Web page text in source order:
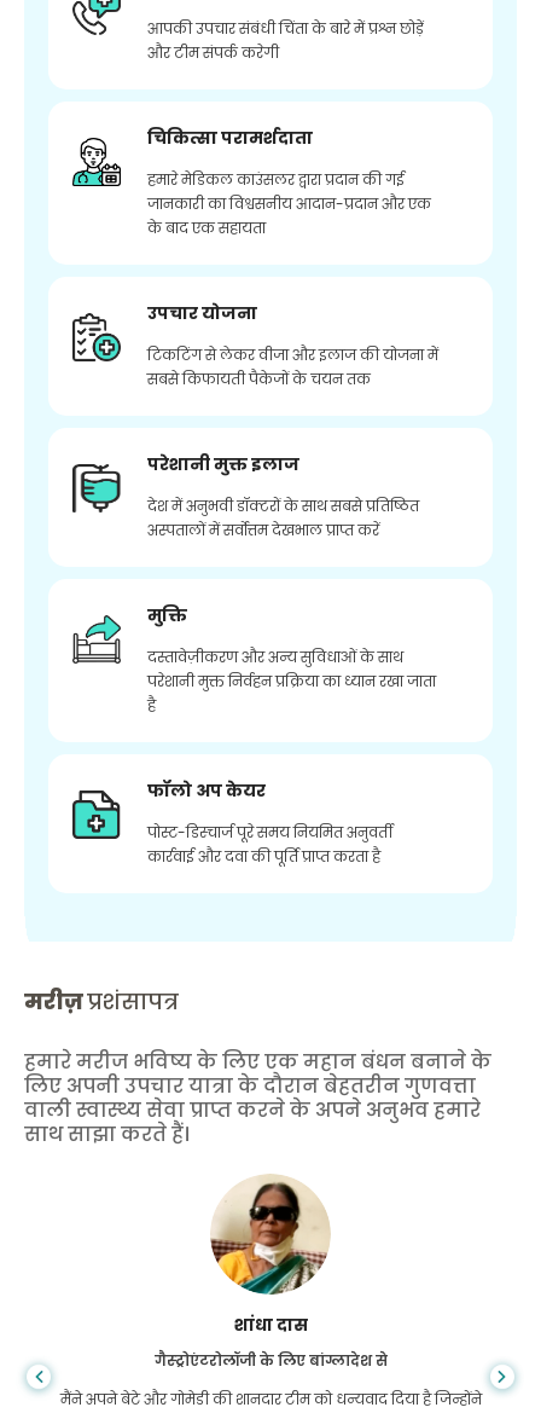
आपकी उपचार संबंधी चिंता के बारे में प्रश्न छोड़ें
और टीम संपर्क करेगी
चिकित्सा परामर्शदाता
हमारे मेडिकल काउंसलर द्वारा प्रदान की गई
जानकारी का विश्वसनीय आदान-प्रदान और एक
के बाद एक सहायता
उपचार योजना
टिकटिंग से लेकर वीजा और इलाज की योजना में
सबसे किफायती पैकेजों के चयन तक
परेशानी मुक्त इलाज
देश में अनुभवी डॉक्टरों के साथ सबसे प्रतिष्ठित
अस्पतालों में सर्वोत्तम देखभाल प्राप्त करें
मुक्ति
दस्तावेज़ीकरण और अन्य सुविधाओं के साथ
परेशानी मुक्त निर्वहन प्रक्रिया का ध्यान रखा जाता
है
फॉलो अप केयर
पोस्ट-डिस्चार्ज पूरे समय नियमित अनुवर्ती
कार्रवाई और दवा की पूर्ति प्राप्त करता है
मरीज़प्रशंसापत्र
हमारे मरीज भविष्य के लिए एक महान बंधन बनाने के
लिए अपनी उपचार यात्रा के दौरान बेहतरीन गुणवत्ता
वाली स्वास्थ्य सेवा प्राप्त करने के अपने अनुभव हमारे
साथ साझा करते हैं।
शांधा दास
गैस्ट्रोएंटरोलॉजी के लिए बांग्लादेश से
मैंने अपने बेटे और गोमेडी की शानदार टीम को धन्यवाद दिया है जिन्होंने